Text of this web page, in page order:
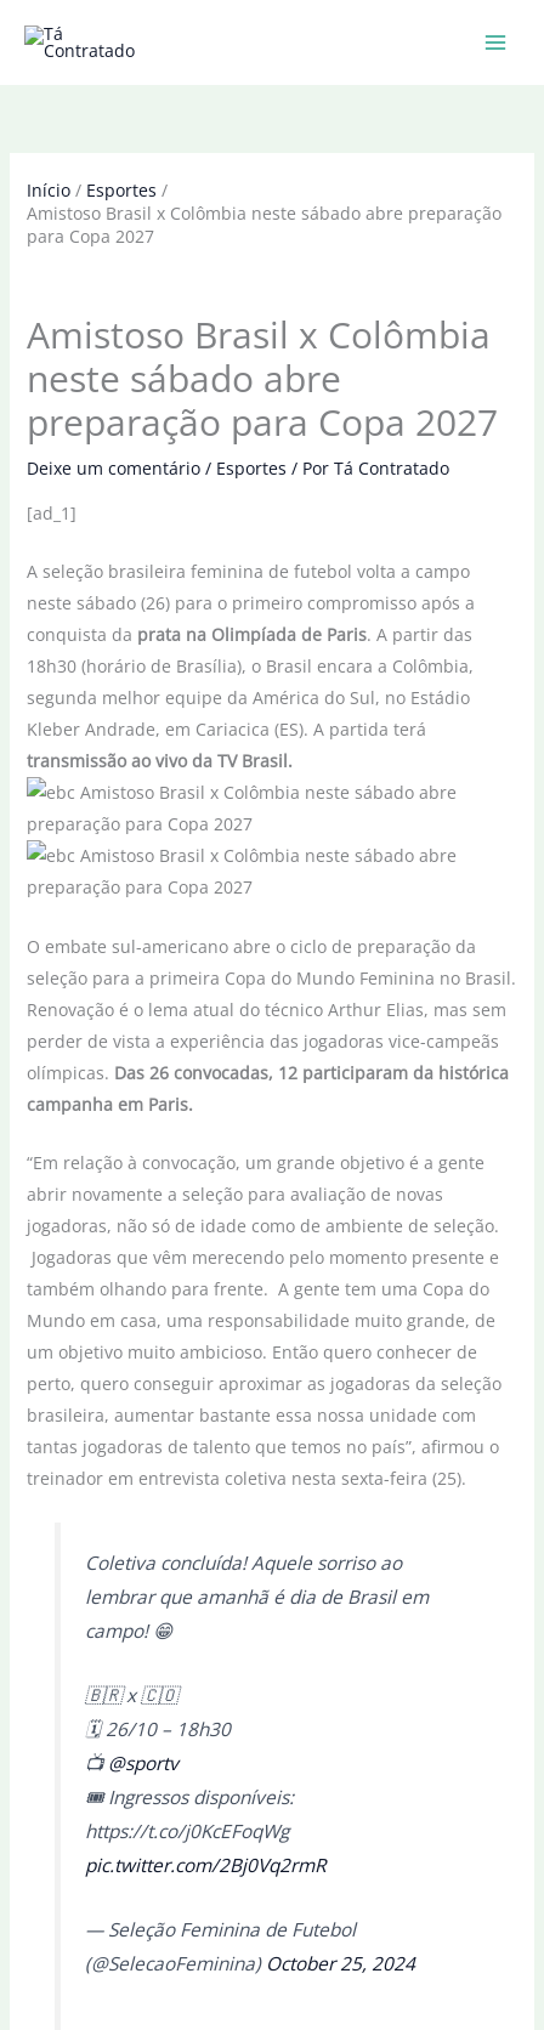
para
Início
Esportes
Amistoso Brasil x Colômbia neste sábado abre preparação
para Copa 2027
Amistoso Brasil x Colômbia
neste sábado abre
preparação para Copa 2027
Deixe um comentário / Esportes / Por Tá Contratado
[ad_1]
A seleção brasileira feminina de futebol volta a campo
neste sábado (26) para o primeiro compromisso após a
conquista da prata na Olimpíada de Paris. A partir das
18h30 (horário de Brasília), o Brasil encara a Colômbia,
segunda melhor equipe da América do Sul, no Estádio
Kleber Andrade, em Cariacica (ES). A partida terá
transmissão ao vivo da TV Brasil.
O embate sul-americano abre o ciclo de preparação da
seleção para a primeira Copa do Mundo Feminina no Brasil.
Renovação é o lema atual do técnico Arthur Elias, mas sem
perder de vista a experiência das jogadoras vice-campeãs
olímpicas. Das 26 convocadas, 12 participaram da histórica
campanha em Paris.
“Em relação à convocação, um grande objetivo é a gente
abrir novamente a seleção para avaliação de novas
jogadoras, não só de idade como de ambiente de seleção.
Jogadoras que vêm merecendo pelo momento presente e
também olhando para frente. A gente tem uma Copa do
Mundo em casa, uma responsabilidade muito grande, de
um objetivo muito ambicioso. Então quero conhecer de
perto, quero conseguir aproximar as jogadoras da seleção
brasileira, aumentar bastante essa nossa unidade com
tantas jogadoras de talento que temos no país”, afirmou o
treinador em entrevista coletiva nesta sexta-feira (25).
Coletiva concluída! Aquele sorriso ao
lembrar que amanhã é dia de Brasil em
campo! 😁
🇧🇷 x 🇨🇴
🗓️ 26/10 – 18h30
📺@sportv
🎟️ Ingressos disponíveis:
https://t.co/j0KcEFoqWg
pic.twitter.com/2Bj0Vq2rmR
— Seleção Feminina de Futebol
(@SelecaoFeminina) October 25, 2024